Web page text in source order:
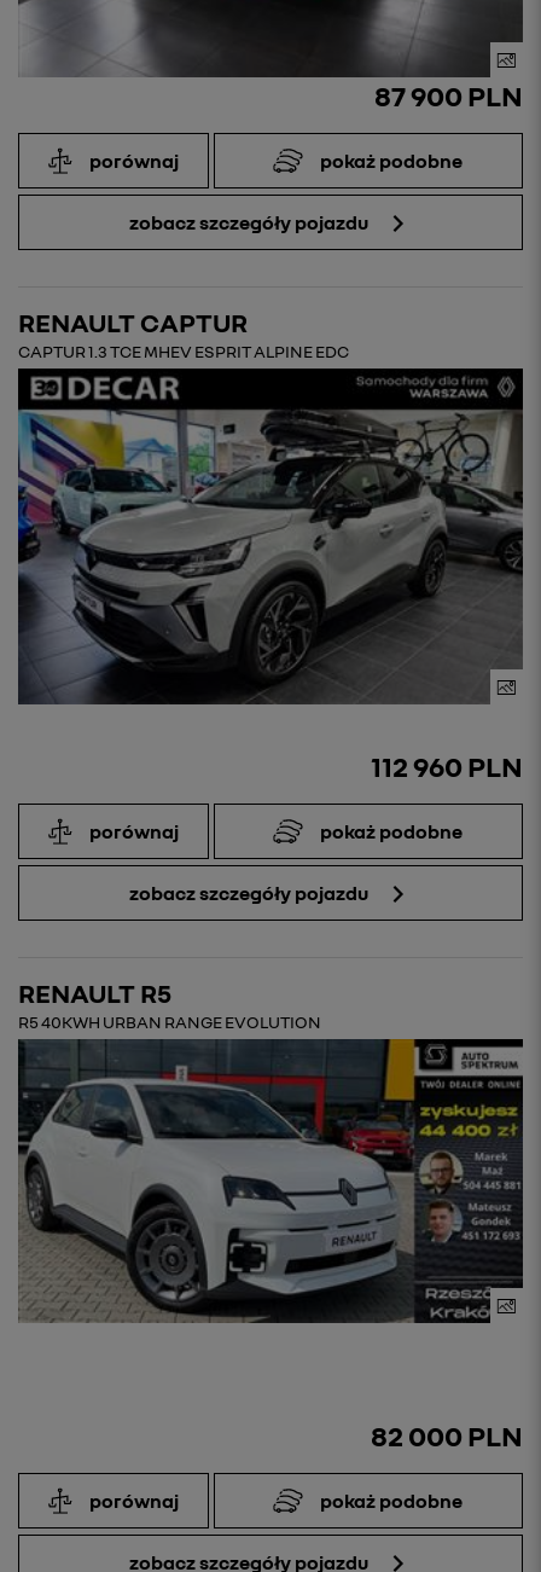
87 900 PLN
porównaj pokaż podobne
zobacz szczegóły pojazdu
RENAULT CAPTUR
CAPTUR 1.3 TCE MHEV ESPRIT ALPINE EDC
112 960 PLN
porównaj pokaż podobne
zobacz szczegóły pojazdu
RENAULT R5
R5 40KWH URBAN RANGE EVOLUTION
82 000 PLN
porównaj pokaż podobne
zobacz szczegóły pojazdu